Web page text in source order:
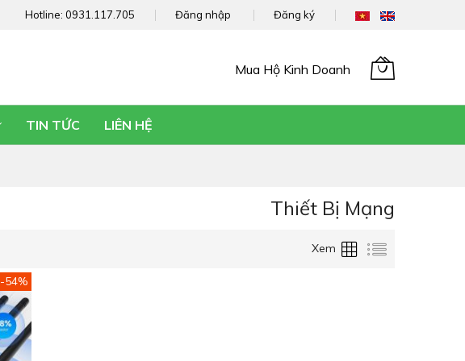
Hotline: 0931.117.705 Đăng nhập Đăng ký
Mua Hộ Kinh Doanh
TIN TỨC
LIÊN HỆ
Thiết Bị Mạng
Xem Lưới Danh
sách
-54%